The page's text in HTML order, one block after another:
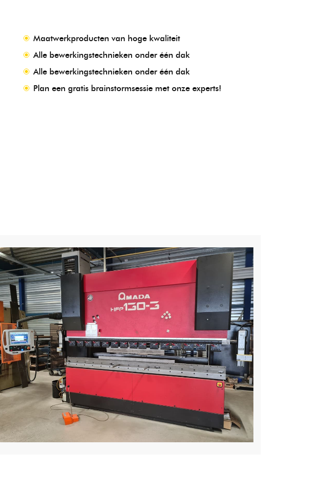
Maatwerkproducten van hoge kwaliteit
Alle bewerkingstechnieken onder één dak
Alle bewerkingstechnieken onder één dak
Plan een gratis brainstormsessie met onze experts!